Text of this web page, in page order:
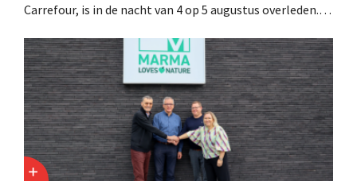
Carrefour, is in de nacht van 4 op 5 augustus overleden.
retailer, realiseerde de fusie met Promodès en nam
toenmalig Belgisch marktleider GB over.